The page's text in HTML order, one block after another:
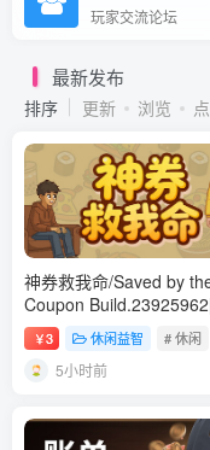
玩家交流论坛
最新发布
排序 更新 浏览
神券救我命/Saved by
Coupon
益智|容量273B|免安装
文版
￥3 休闲益智 # 休闲
5小时前